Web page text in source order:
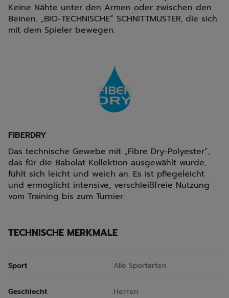
Keine Nähte unter den Armen oder zwischen den
Beinen. „BIO-TECHNISCHE“ SCHNITTMUSTER, die sich
mit dem Spieler bewegen.
FIBERDRY
Das technische Gewebe mit „Fibre Dry-Polyester“,
das für die Babolat Kollektion ausgewählt wurde,
fühlt sich leicht und weich an. Es ist pflegeleicht
und ermöglicht intensive, verschleißfreie Nutzung
vom Training bis zum Turnier.
TECHNISCHE MERKMALE
Sport Alle Sportarten
Geschlecht Herren